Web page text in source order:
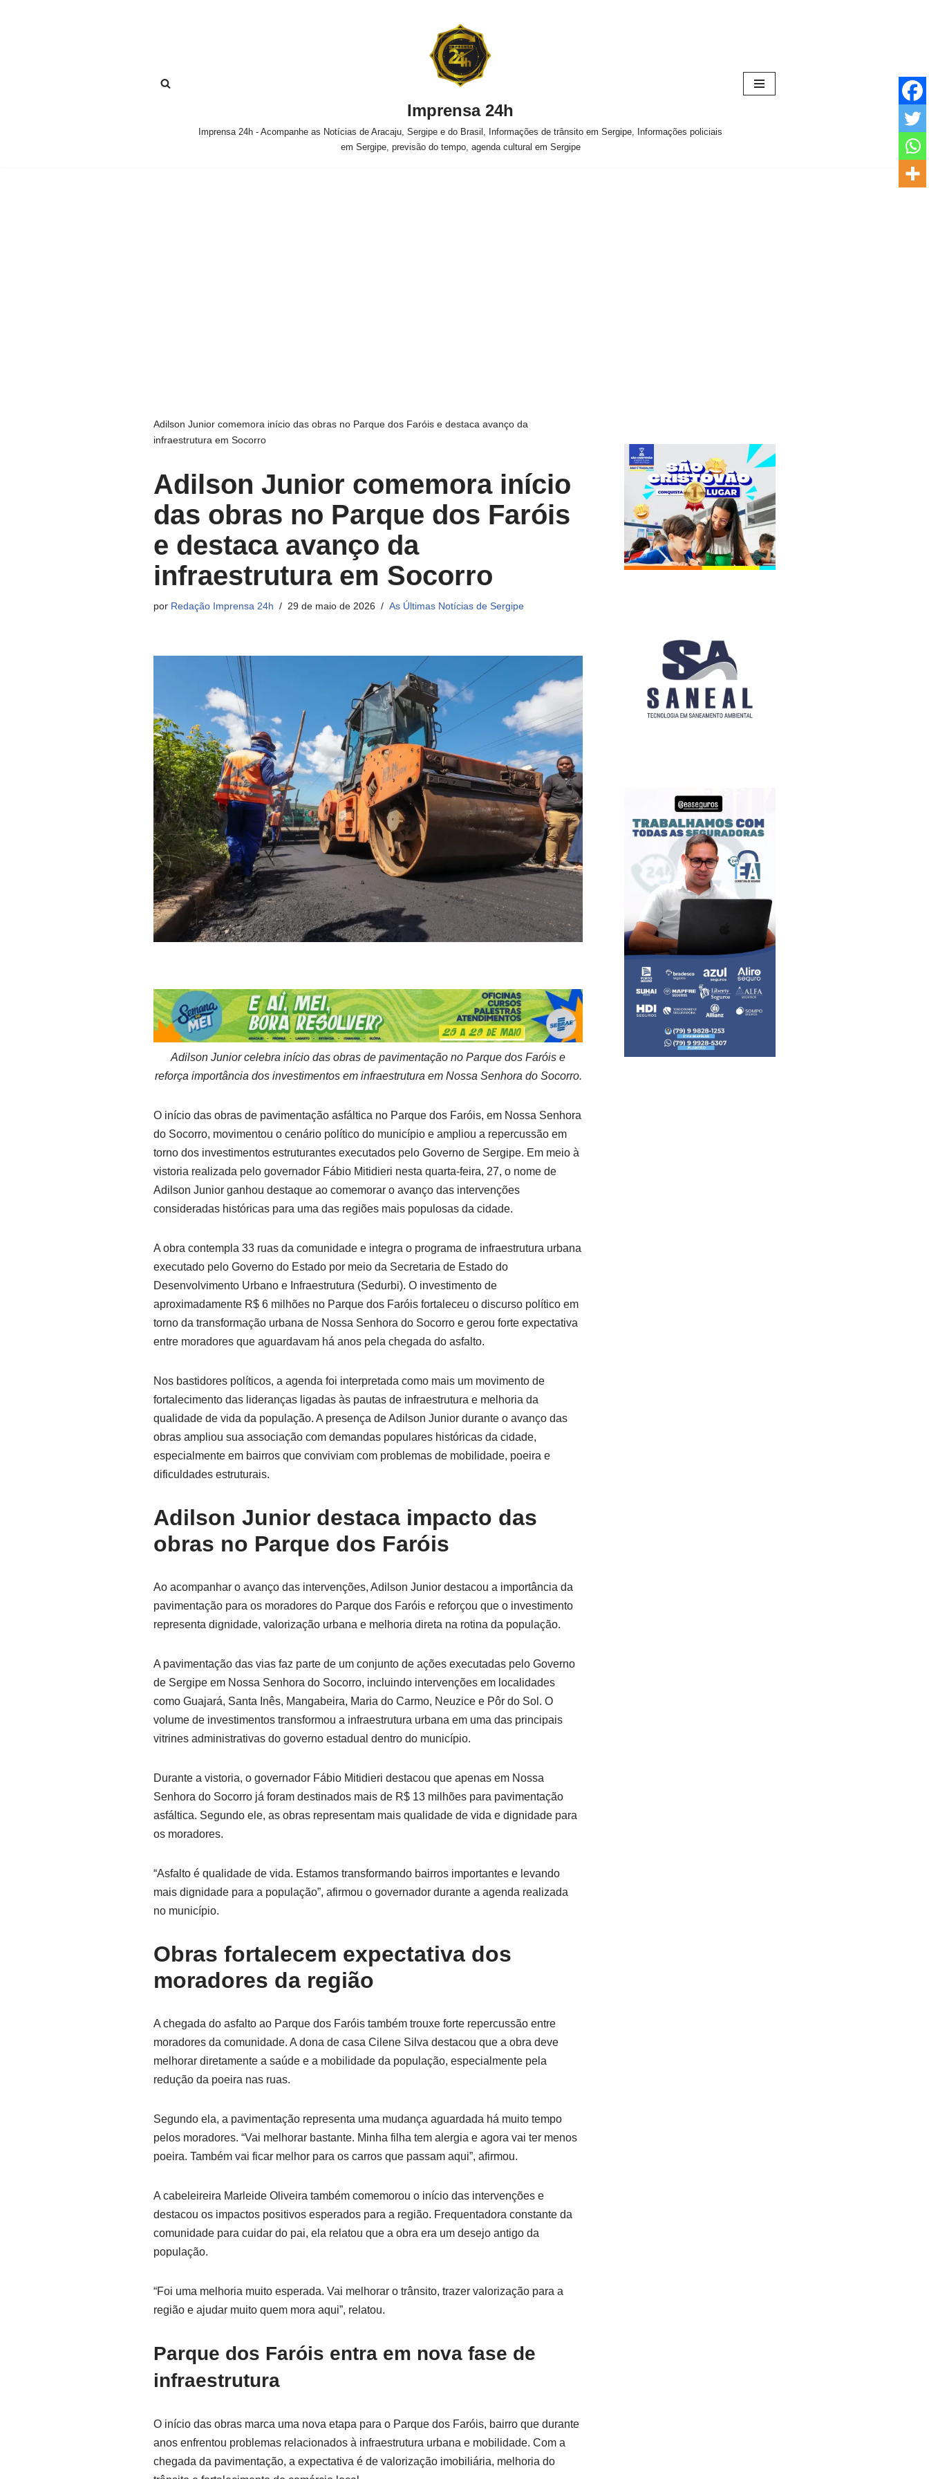
Imprensa 24h
Imprensa 24h - Acompanhe as Notícias de Aracaju, Sergipe e do Brasil, Informações de trânsito em Sergipe, Informações policiais
em Sergipe, previsão do tempo, agenda cultural em Sergipe
Adilson Junior comemora início das obras no Parque dos Faróis e destaca avanço da
infraestrutura em Socorro
Adilson Junior comemora início
das obras no Parque dos Faróis
e destaca avanço da
infraestrutura em Socorro
por Redação Imprensa 24h 29 de maio de 2026 As Últimas Notícias de Sergipe
Adilson Junior celebra início das obras de pavimentação no Parque dos Faróis e
reforça importância dos investimentos em infraestrutura em Nossa Senhora do Socorro.
O início das obras de pavimentação asfáltica no Parque dos Faróis, em Nossa Senhora
do Socorro, movimentou o cenário político do município e ampliou a repercussão em
torno dos investimentos estruturantes executados pelo Governo de Sergipe. Em meio à
vistoria realizada pelo governador Fábio Mitidieri nesta quarta-feira, 27, o nome de
Adilson Junior ganhou destaque ao comemorar o avanço das intervenções
consideradas históricas para uma das regiões mais populosas da cidade.
A obra contempla 33 ruas da comunidade e integra o programa de infraestrutura urbana
executado pelo Governo do Estado por meio da Secretaria de Estado do
Desenvolvimento Urbano e Infraestrutura (Sedurbi). O investimento de
aproximadamente R$ 6 milhões no Parque dos Faróis fortaleceu o discurso político em
torno da transformação urbana de Nossa Senhora do Socorro e gerou forte expectativa
entre moradores que aguardavam há anos pela chegada do asfalto.
Nos bastidores políticos, a agenda foi interpretada como mais um movimento de
fortalecimento das lideranças ligadas às pautas de infraestrutura e melhoria da
qualidade de vida da população. A presença de Adilson Junior durante o avanço das
obras ampliou sua associação com demandas populares históricas da cidade,
especialmente em bairros que conviviam com problemas de mobilidade, poeira e
dificuldades estruturais.
Adilson Junior destaca impacto das
obras no Parque dos Faróis
Ao acompanhar o avanço das intervenções, Adilson Junior destacou a importância da
pavimentação para os moradores do Parque dos Faróis e reforçou que o investimento
representa dignidade, valorização urbana e melhoria direta na rotina da população.
A pavimentação das vias faz parte de um conjunto de ações executadas pelo Governo
de Sergipe em Nossa Senhora do Socorro, incluindo intervenções em localidades
como Guajará, Santa Inês, Mangabeira, Maria do Carmo, Neuzice e Pôr do Sol. O
volume de investimentos transformou a infraestrutura urbana em uma das principais
vitrines administrativas do governo estadual dentro do município.
Durante a vistoria, o governador Fábio Mitidieri destacou que apenas em Nossa
Senhora do Socorro já foram destinados mais de R$ 13 milhões para pavimentação
asfáltica. Segundo ele, as obras representam mais qualidade de vida e dignidade para
os moradores.
“Asfalto é qualidade de vida. Estamos transformando bairros importantes e levando
mais dignidade para a população”, afirmou o governador durante a agenda realizada
no município.
Obras fortalecem expectativa dos
moradores da região
A chegada do asfalto ao Parque dos Faróis também trouxe forte repercussão entre
moradores da comunidade. A dona de casa Cilene Silva destacou que a obra deve
melhorar diretamente a saúde e a mobilidade da população, especialmente pela
redução da poeira nas ruas.
Segundo ela, a pavimentação representa uma mudança aguardada há muito tempo
pelos moradores. “Vai melhorar bastante. Minha filha tem alergia e agora vai ter menos
poeira. Também vai ficar melhor para os carros que passam aqui”, afirmou.
A cabeleireira Marleide Oliveira também comemorou o início das intervenções e
destacou os impactos positivos esperados para a região. Frequentadora constante da
comunidade para cuidar do pai, ela relatou que a obra era um desejo antigo da
população.
“Foi uma melhoria muito esperada. Vai melhorar o trânsito, trazer valorização para a
região e ajudar muito quem mora aqui”, relatou.
Parque dos Faróis entra em nova fase de
infraestrutura
O início das obras marca uma nova etapa para o Parque dos Faróis, bairro que durante
anos enfrentou problemas relacionados à infraestrutura urbana e mobilidade. Com a
chegada da pavimentação, a expectativa é de valorização imobiliária, melhoria do